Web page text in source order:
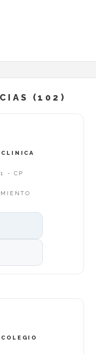
(102)
- CP